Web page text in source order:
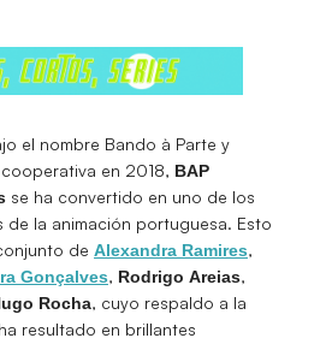
el nombre Bando à Parte y
en 2018, BAP
se ha convertido en uno de los
de la animación portuguesa. Esto
de Alexandra Ramires,
Gonçalves, Rodrigo Areias,
Rocha, cuyo respaldo a la
resultado en brillantes